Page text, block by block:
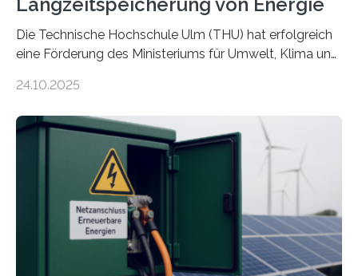
Die Technische Hochschule Ulm (THU) hat erfolgreich
eine Förderung des Ministeriums für Umwelt, Klima und
Forschungsprojekt „LAGER – Langzeitspeicherung in
Quartieren“ eingeworben. Ziel des Projekts ist die
Entwicklung, Erprobung und Demonstration von
Konzepten zur langfristigen Energiespeicherung in
sektorübergreifend vernetzten Energiesystemen. Das
Projekt startete am 15. Oktober 2025, hat eine Laufzeit
von drei Jahren und ein Gesamtvolumen von rund 2,9
Millionen Euro, wovon 2,6 Millionen Euro durch das
Ministerium für Umwelt, Klima und…
24.10.2025